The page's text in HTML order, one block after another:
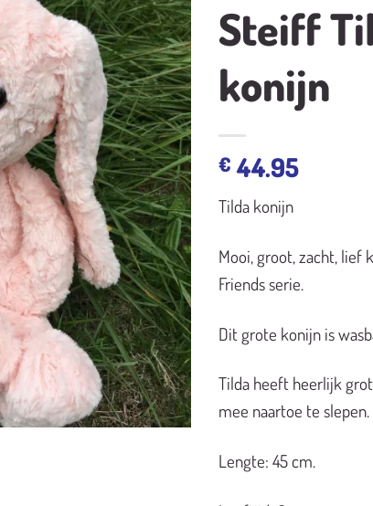
Toevoegen
aan
verlanglijst
Steiff
konijn
€ 44.95
Tilda konijn
Mooi, groot, zacht, lief
Friends serie.
Dit grote konijn is
Tilda heeft heerlijk
mee naartoe te slepen.
Lengte: 45 cm.